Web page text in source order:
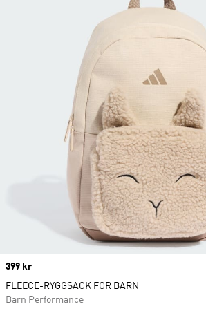
Price
399 kr
FLEECE-RYGGSÄCK FÖR BARN
Barn Performance